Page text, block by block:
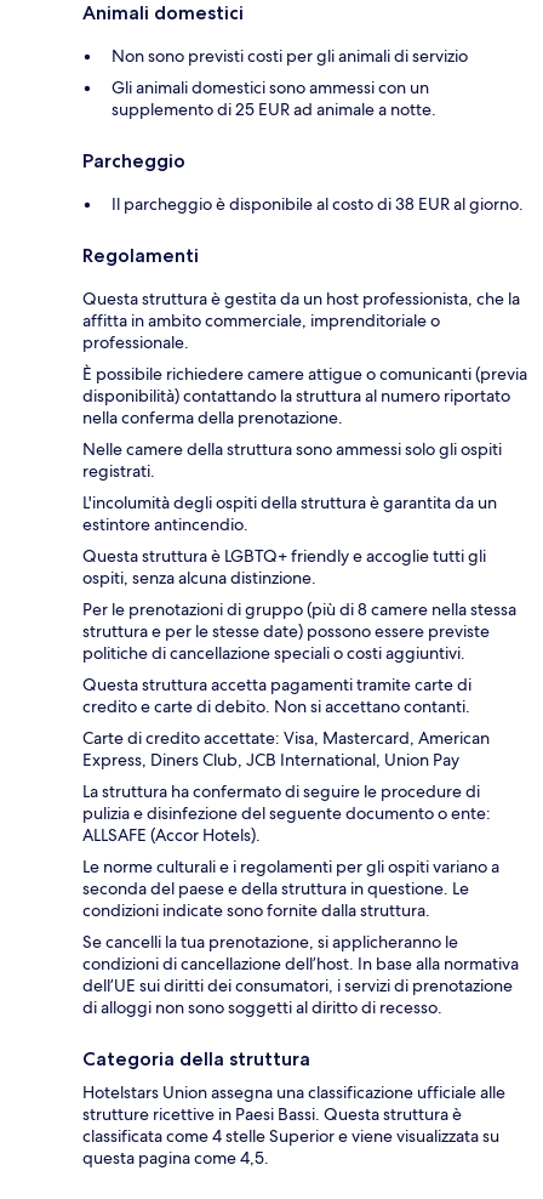
Animali domestici
Non sono previsti costi per gli animali di servizio
Gli animali domestici sono ammessi con un
supplemento di 25 EUR ad animale a notte.
Parcheggio
Il parcheggio è disponibile al costo di 38 EUR al giorno.
Regolamenti
Questa struttura è gestita da un host professionista, che la
affitta in ambito commerciale, imprenditoriale o
professionale.
È possibile richiedere camere attigue o comunicanti (previa
disponibilità) contattando la struttura al numero riportato
nella conferma della prenotazione.
Nelle camere della struttura sono ammessi solo gli ospiti
registrati.
L'incolumità degli ospiti della struttura è garantita da un
estintore antincendio.
Questa struttura è LGBTQ+ friendly e accoglie tutti gli
ospiti, senza alcuna distinzione.
Per le prenotazioni di gruppo (più di 8 camere nella stessa
struttura e per le stesse date) possono essere previste
politiche di cancellazione speciali o costi aggiuntivi.
Questa struttura accetta pagamenti tramite carte di
credito e carte di debito. Non si accettano contanti.
Carte di credito accettate: Visa, Mastercard, American
Express, Diners Club, JCB International, Union Pay
La struttura ha confermato di seguire le procedure di
pulizia e disinfezione del seguente documento o ente:
ALLSAFE (Accor Hotels).
Le norme culturali e i regolamenti per gli ospiti variano a
seconda del paese e della struttura in questione. Le
condizioni indicate sono fornite dalla struttura.
Se cancelli la tua prenotazione, si applicheranno le
condizioni di cancellazione dell’host. In base alla normativa
dell’UE sui diritti dei consumatori, i servizi di prenotazione
di alloggi non sono soggetti al diritto di recesso.
Categoria della struttura
Hotelstars Union assegna una classificazione ufficiale alle
strutture ricettive in Paesi Bassi. Questa struttura è
classificata come 4 stelle Superior e viene visualizzata su
questa pagina come 4,5.